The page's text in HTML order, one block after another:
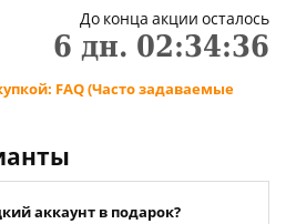
До конца акции осталось
6 дн. 02:34:35
FAQ (Часто задаваемые
аккаунт в подарок?